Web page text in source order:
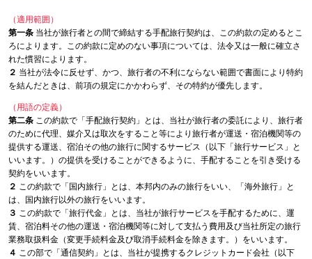
（適用範囲）
第一条 当社が旅行者との間で締結する手配旅行契約は、この約款の定めるとこ
ろによります。この約款に定めのない事項については、法令又は一般に確立さ
れた慣習によります。
２ 当社が法令に反せず、かつ、旅行者の不利にならない範囲で書面により特約
を結んだときは、前項の規定にかかわらず、その特約が優先します。
（用語の定義）
第二条 この約款で「手配旅行契約」とは、当社が旅行者の委託により、旅行者
のために代理、媒介又は取次をすること等により旅行者が運送・宿泊機関等の
提供する運送、宿泊その他の旅行に関するサービス（以下「旅行サービス」と
いいます。）の提供を受けることができるように、手配することを引き受ける
契約をいいます。
２ この約款で「国内旅行」とは、本邦内のみの旅行をいい、「海外旅行」と
は、国内旅行以外の旅行をいいます。
３ この約款で「旅行代金」とは、当社が旅行サービスを手配するために、運
賃、宿泊料その他の運送・宿泊機関等に対して支払う費用及び当社所定の旅行
業務取扱料金（変更手続料金及び取消手続料金を除きます。）をいいます。
４ この部で「通信契約」とは、当社が提携するクレジットカード会社（以下